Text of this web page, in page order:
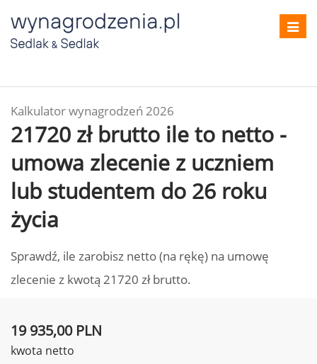
Kalkulator wynagrodzeń 2026
21720 zł brutto ile to netto -
umowa zlecenie z uczniem
lub studentem do 26 roku
życia
Sprawdź, ile zarobisz netto (na rękę) na umowę
zlecenie z kwotą 21720 zł brutto.
19 935,00 PLN
kwota netto